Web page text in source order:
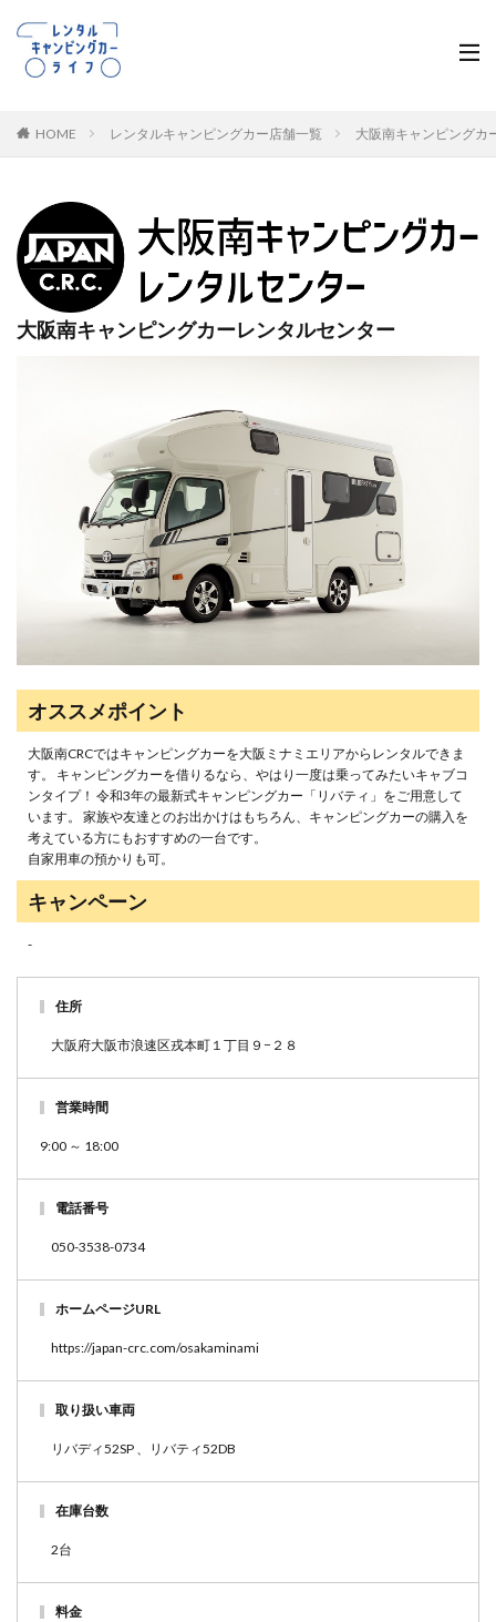
HOME レンタルキャンピングカー店舗一覧 大阪南キャンピングカ
大阪南キャンピングカーレンタルセンター
オススメポイント
大阪南CRCではキャンピングカーを大阪ミナミエリアからレンタルできま
す。 キャンピングカーを借りるなら、やはり一度は乗ってみたいキャブコ
ンタイプ！ 令和3年の最新式キャンピングカー「リバティ」をご用意して
います。 家族や友達とのお出かけはもちろん、キャンピングカーの購入を
考えている方にもおすすめの一台です。
自家用車の預かりも可。
キャンペーン
-
住所
大阪府大阪市浪速区戎本町１丁目９−２８
営業時間
9:00 ～ 18:00
電話番号
050-3538-0734
ホームページURL
https://japan-crc.com/osakaminami
取り扱い車両
リバディ52SP 、リバティ52DB
在庫台数
2台
料金